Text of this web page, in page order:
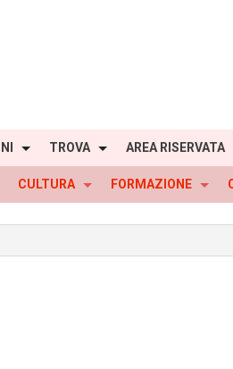
TROVA AREA RISERVATA
CULTURA FORMAZIONE